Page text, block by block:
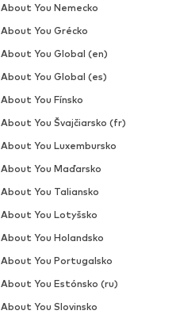
About You Nemecko
About You Grécko
About You Global (en)
About You Global (es)
About You Fínsko
About You Švajčiarsko (fr)
About You Luxembursko
About You Maďarsko
About You Taliansko
About You Lotyšsko
About You Holandsko
About You Portugalsko
About You Estónsko (ru)
About You Slovinsko